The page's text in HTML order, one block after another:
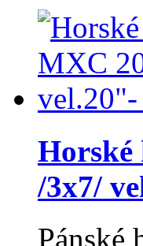
Horské
/3x7/
Pánské